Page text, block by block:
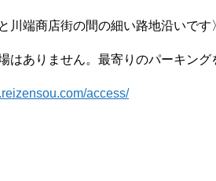
川端商店街の間の細い路地沿いです
ありません。最寄りのパーキング
access/